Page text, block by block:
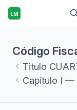
LM
Código
Titulo
Capitulo I —